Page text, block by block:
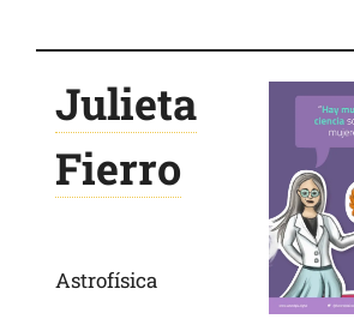
Julieta
Fierro
Astrofísica